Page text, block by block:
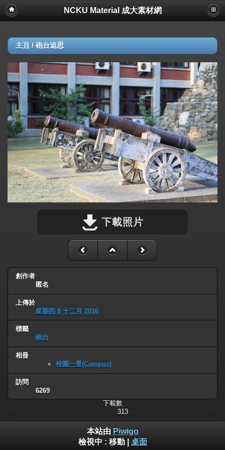
NCKU Material 成大素材網
主頁 / 砲台追思
下載照片
創作者
匿名
上傳於
星期四 8 十二月 2016
標籤
砲台
相冊
校園一景(Campus)
訪問
6269
下載數
313
本站由 Piwigo
檢視中 : 移動| 桌面